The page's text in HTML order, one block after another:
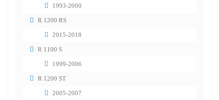
1993-2000
R 1200 RS
2015-2018
R 1100 S
1999-2006
R 1200 ST
2005-2007